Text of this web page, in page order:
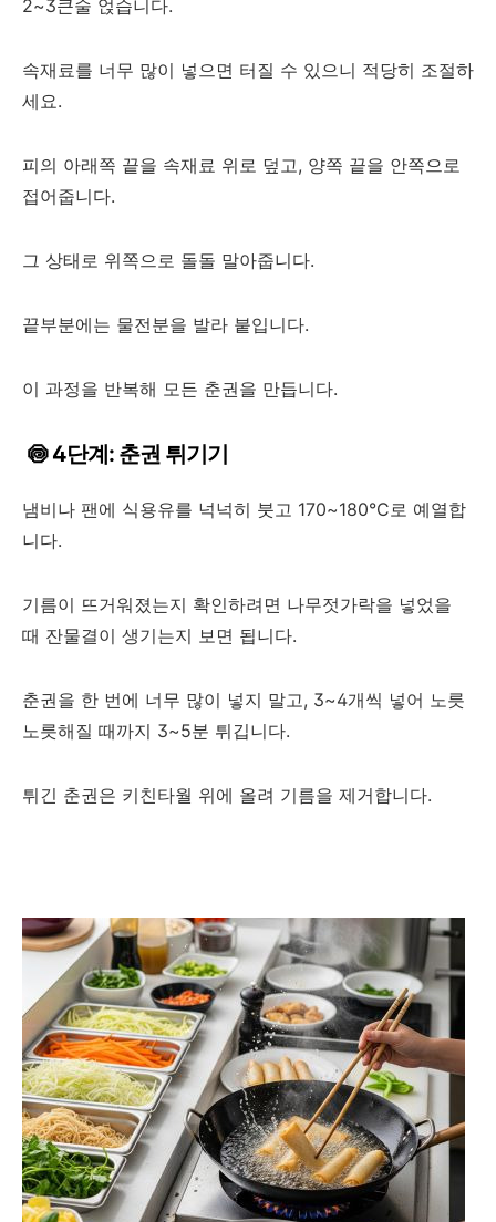
2~3큰술 얹습니다.
속재료를 너무 많이 넣으면 터질 수 있으니 적당히 조절하
세요.
피의 아래쪽 끝을 속재료 위로 덮고, 양쪽 끝을 안쪽으로
접어줍니다.
그 상태로 위쪽으로 돌돌 말아줍니다.
끝부분에는 물전분을 발라 붙입니다.
이 과정을 반복해 모든 춘권을 만듭니다.
🍥 4단계: 춘권 튀기기
냄비나 팬에 식용유를 넉넉히 붓고 170~180°C로 예열합
니다.
기름이 뜨거워졌는지 확인하려면 나무젓가락을 넣었을
때 잔물결이 생기는지 보면 됩니다.
춘권을 한 번에 너무 많이 넣지 말고, 3~4개씩 넣어 노릇
노릇해질 때까지 3~5분 튀깁니다.
튀긴 춘권은 키친타월 위에 올려 기름을 제거합니다.